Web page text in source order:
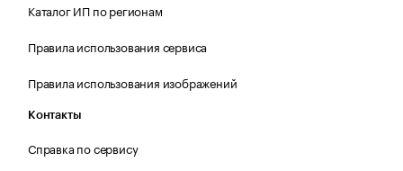
Каталог ИП по регионам
Правила использования сервиса
Правила использования изображений
Контакты
Справка по сервису